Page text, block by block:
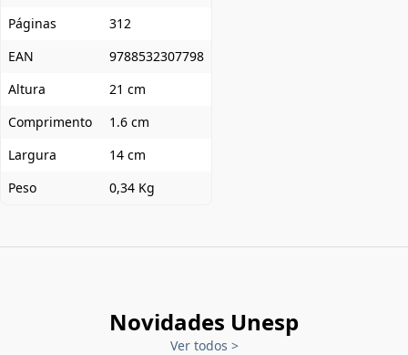
Páginas
312
EAN
9788532307798
Altura
21 cm
Comprimento
1.6 cm
Largura
14 cm
Peso
0,34 Kg
Novidades Unesp
Ver todos >